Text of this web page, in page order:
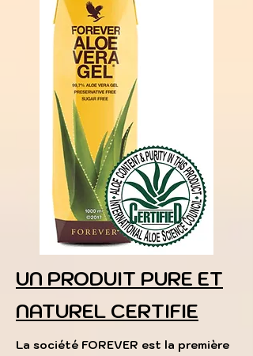
UN PRODUIT PURE ET
NATUREL CERTIFIE
La société FOREVER est la première